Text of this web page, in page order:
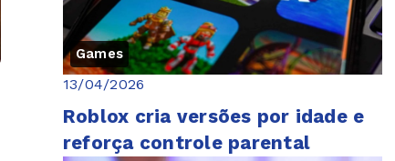
Games
13/04/2026
Roblox cria versões por idade e
reforça controle parental